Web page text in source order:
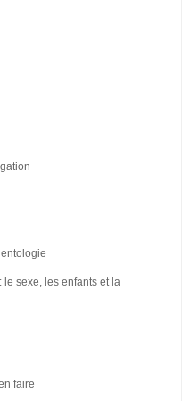
sexe, les enfants et la
faire